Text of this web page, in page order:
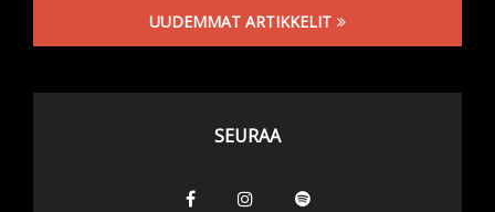
UUDEMMAT ARTIKKELIT
SEURAA
FacebookInstagramSpotify